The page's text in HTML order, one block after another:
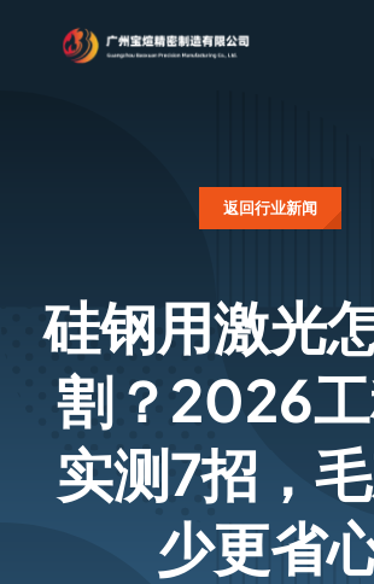
返回行业新闻
硅钢用激光
割？2026
实测7招，
少更省